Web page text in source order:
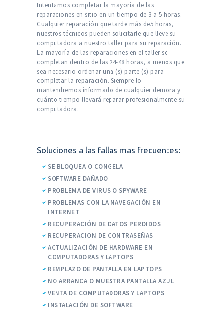
Intentamos completar la mayoría de las
reparaciones en sitio en un tiempo de 3 a 5 horas.
Cualquier reparación que tarde más de5 horas,
nuestros técnicos pueden solicitarle que lleve su
computadora a nuestro taller para su reparación.
La mayoría de las reparaciones en el taller se
completan dentro de las 24-48 horas, a menos que
sea necesario ordenar una (s) parte (s) para
completar la reparación. Siempre lo
mantendremos informado de cualquier demora y
cuánto tiempo llevará reparar profesionalmente su
computadora.
Soluciones a las fallas mas frecuentes:
SE BLOQUEA O CONGELA
SOFTWARE DAÑADO
PROBLEMA DE VIRUS O SPYWARE
PROBLEMAS CON LA NAVEGACIÓN EN
INTERNET
RECUPERACIÓN DE DATOS PERDIDOS
RECUPERACION DE CONTRASEÑAS
ACTUALIZACIÓN DE HARDWARE EN
COMPUTADORAS Y LAPTOPS
REMPLAZO DE PANTALLA EN LAPTOPS
NO ARRANCA O MUESTRA PANTALLA AZUL
VENTA DE COMPUTADORAS Y LAPTOPS
INSTALACIÓN DE SOFTWARE